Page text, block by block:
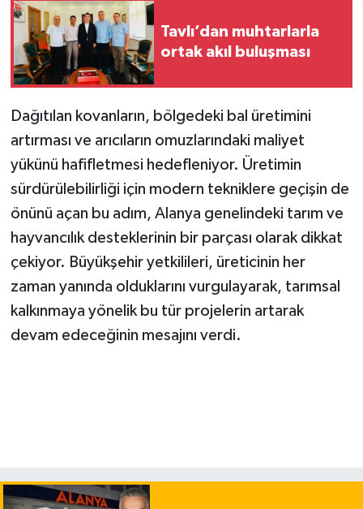
Tavlı’dan muhtarlarla
ortak akıl buluşması
Dağıtılan kovanların, bölgedeki bal üretimini
artırması ve arıcıların omuzlarındaki maliyet
yükünü hafifletmesi hedefleniyor. Üretimin
sürdürülebilirliği için modern tekniklere geçişin de
önünü açan bu adım, Alanya genelindeki tarım ve
hayvancılık desteklerinin bir parçası olarak dikkat
çekiyor. Büyükşehir yetkilileri, üreticinin her
zaman yanında olduklarını vurgulayarak, tarımsal
kalkınmaya yönelik bu tür projelerin artarak
devam edeceğinin mesajını verdi.